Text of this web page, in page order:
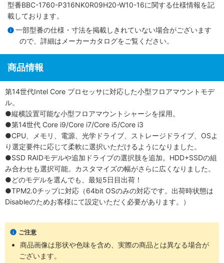
型番BBC-1760-P316NK0R09H20-W10-16に関する仕様情報を記
載しております。
一部型番の仕様・寸法を掲載しきれていない場合がございます
ので、詳細は メーカーカタログをご覧ください。
商品情報
第14世代Intel Core プロセッサに対応した小型フロアマウントモデ
ル。
●縦横設置可能な小型フロアマウントシャーシを採用。
●第14世代 Core i9/Core i7/Core i5/Core i3
●CPU、メモリ、電源、光学ドライブ、ストレージドライブ、OSよ
り選定要件に応じて柔軟に選択いただけるようになりました。
●SSD RAIDモデルや追加ドライブの選択肢を追加。HDD+SSDの組
み合わせも選択可能。カスタマイズの幅がさらに広くなりました。
●どのモデルを選んでも、最短5日目出荷！
●TPM2.0チップに対応（64bit OSのみの対応です。出荷時状態は
Disableのためお客様にて設定いただく必要があります。）
ご注意
商品画像は形状や色味を含め、実際の商品とは異なる場合が
ございます。